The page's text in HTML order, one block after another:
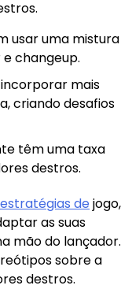
usar uma mistura
changeup.
mais
criando desafios
têm uma taxa
destros.
estratégias de jogo,
as suas
mão do lançador.
sobre a
destros.